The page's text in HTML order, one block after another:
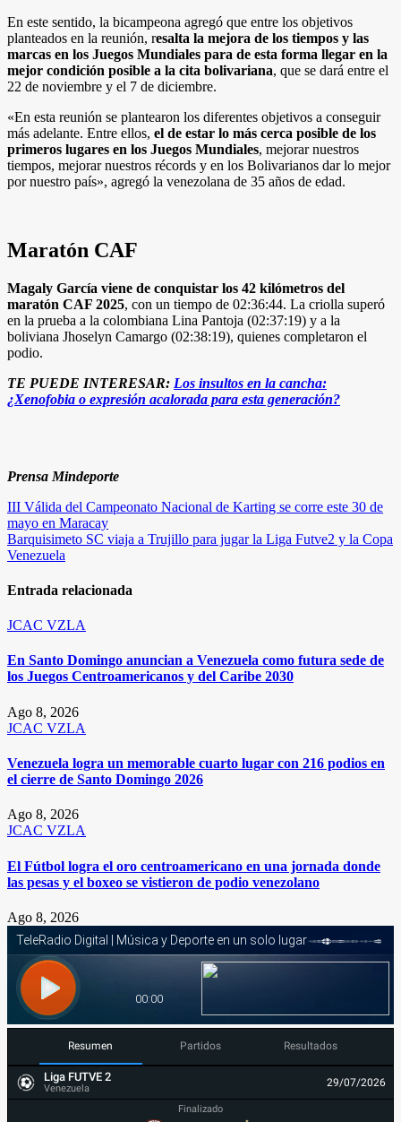
En este sentido, la bicampeona agregó que entre los objetivos
planteados en la reunión, resalta la mejora de los tiempos y las
marcas en los Juegos Mundiales para de esta forma llegar en la
mejor condición posible a la cita bolivariana, que se dará entre el
22 de noviembre y el 7 de diciembre.
«En esta reunión se plantearon los diferentes objetivos a conseguir
más adelante. Entre ellos, el de estar lo más cerca posible de los
primeros lugares en los Juegos Mundiales, mejorar nuestros
tiempos, mejorar nuestros récords y en los Bolivarianos dar lo mejor
por nuestro país», agregó la venezolana de 35 años de edad.
Maratón CAF
Magaly García viene de conquistar los 42 kilómetros del
maratón CAF 2025, con un tiempo de 02:36:44. La criolla superó
en la prueba a la colombiana Lina Pantoja (02:37:19) y a la
boliviana Jhoselyn Camargo (02:38:19), quienes completaron el
podio.
TE PUEDE INTERESAR: Los insultos en la cancha:
¿Xenofobia o expresión acalorada para esta generación?
Prensa Mindeporte
Navegación
de
entradas
III Válida del Campeonato Nacional de Karting se corre este 30 de
mayo en Maracay
Barquisimeto SC viaja a Trujillo para jugar la Liga Futve2 y la Copa
Venezuela
Entrada relacionada
JCAC VZLA
En Santo Domingo anuncian a Venezuela como futura sede de
los Juegos Centroamericanos y del Caribe 2030
Ago 8, 2026
JCAC VZLA
Venezuela logra un memorable cuarto lugar con 216 podios en
el cierre de Santo Domingo 2026
Ago 8, 2026
JCAC VZLA
El Fútbol logra el oro centroamericano en una jornada donde
las pesas y el boxeo se vistieron de podio venezolano
Ago 8, 2026
Resumen Partidos Resultados
Liga FUTVE 2
Venezuela 29/07/2026
Finalizado